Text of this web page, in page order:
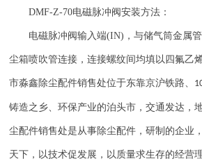
DMF-Z-70电磁脉冲阀安装方法：
电磁脉冲阀输入端(IN) ，与储气筒金属
尘箱喷吹管连接，连接螺纹间均填以四氟乙
市淼鑫除尘配件销售处位于东靠京沪铁路、
铸造之乡、环保产业的泊头市，交通发达，
尘配件销售处是从事除尘配件，研制的企
天下，以技术促发展，以质量求生存的经营